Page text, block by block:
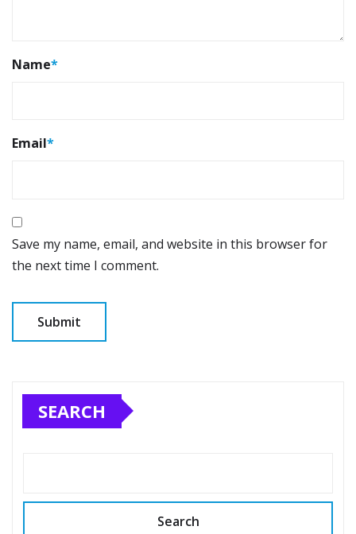
Name*
Email*
Save my name, email, and website in this browser for
the next time I comment.
SEARCH
Search